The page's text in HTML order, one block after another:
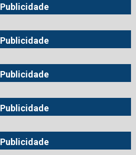
Publicidade
Publicidade
Publicidade
Publicidade
Publicidade